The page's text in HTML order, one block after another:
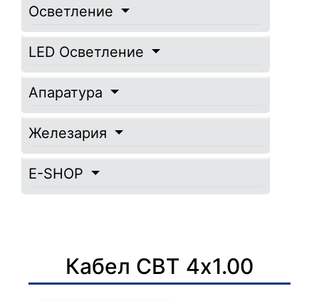
Осветление
LED Осветление
Апаратура
Железария
E-SHOP
Кабел СВТ 4х1.00